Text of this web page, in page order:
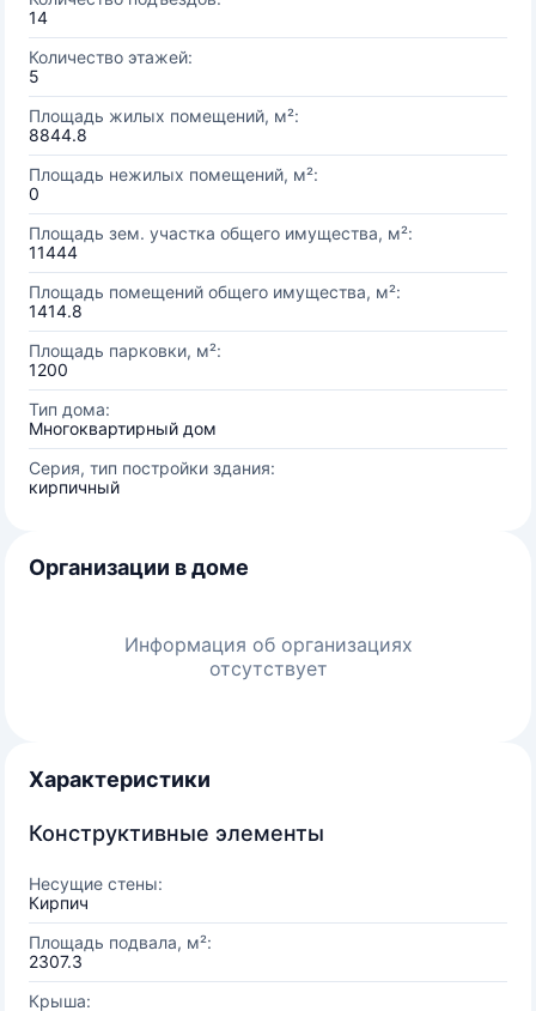
14
Количество этажей:
5
Площадь жилых помещений, м²:
8844.8
Площадь нежилых помещений, м²:
0
Площадь зем. участка общего имущества, м²:
11444
Площадь помещений общего имущества, м²:
1414.8
Площадь парковки, м²:
1200
Тип дома:
Многоквартирный дом
Серия, тип постройки здания:
кирпичный
Организации в доме
Информация об организациях
отсутствует
Характеристики
Конструктивные элементы
Несущие стены:
Кирпич
Площадь подвала, м²:
2307.3
Крыша: